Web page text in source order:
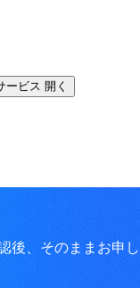
ービス 開く
後、そのままお申し